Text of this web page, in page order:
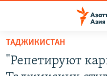
Вернуться
основному
ЦЕНТРАЛЬНАЯ АЗИЯ
ТАДЖИКИСТАН
"Репетируют